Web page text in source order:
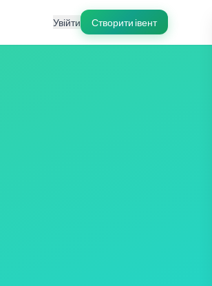
Увійти Створити івент